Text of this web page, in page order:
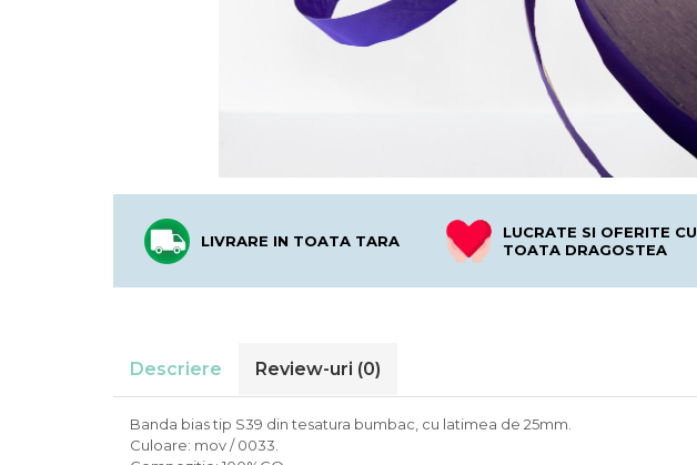
LIVRARE IN TOATA TARA
LUCRATE SI OFERITE CU
TOATA DRAGOSTEA
Descriere Review-uri (0)
Banda bias tip S39 din tesatura bumbac, cu latimea de 25mm.
Culoare: mov / 0033.